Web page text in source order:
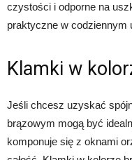
czystości i odporne na
praktyczne w codziennym
Klamki w
Jeśli chcesz uzyskać
brązowym mogą być
komponuje się z oknami